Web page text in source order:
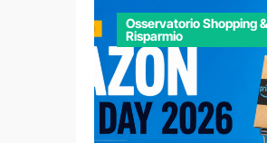
Osservatorio Shopping &
Risparmio